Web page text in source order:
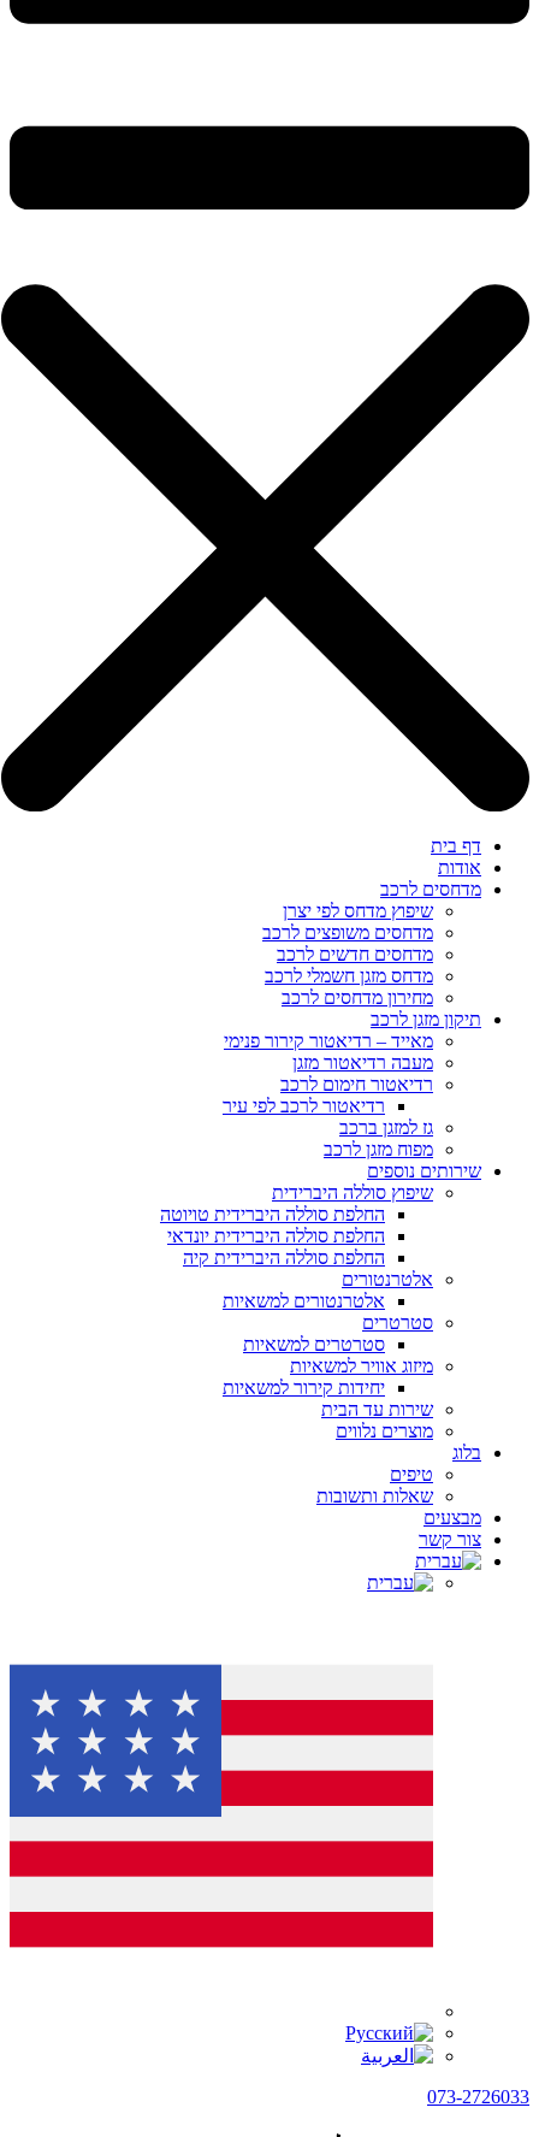
דף בית
אודות
מדחסים לרכב
שיפוץ מדחס לפי יצרן
מדחסים משופצים לרכב
מדחסים חדשים לרכב
מדחס מזגן חשמלי לרכב
מחירון מדחסים לרכב
תיקון מזגן לרכב
מאייד – רדיאטור קירור פנימי
מעבה רדיאטור מזגן
רדיאטור חימום לרכב
רדיאטור לרכב לפי עיר
גז למזגן ברכב
מפוח מזגן לרכב
שירותים נוספים
שיפוץ סוללה היברידית
החלפת סוללה היברידית טויוטה
החלפת סוללה היברידית יונדאי
החלפת סוללה היברידית קיה
אלטרנטורים
אלטרנטורים למשאיות
סטרטרים
סטרטרים למשאיות
מיזוג אוויר למשאיות
יחידות קירור למשאיות
שירות עד הבית
מוצרים נלווים
בלוג
טיפים
שאלות ותשובות
מבצעים
צור קשר
073-2726033